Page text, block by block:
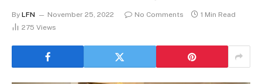
By LFN November 25, 2022 No Comments
1 Min Read
275 Views